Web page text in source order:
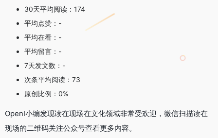
30天平均阅读：174
平均点赞：-
平均在看：-
平均留言：-
7天发文数：-
次条平均阅读：73
原创比例：0%
OpenI小编发现读在现场在文化领域非常受欢迎，微信扫描读在
现场的二维码关注公众号查看更多内容。